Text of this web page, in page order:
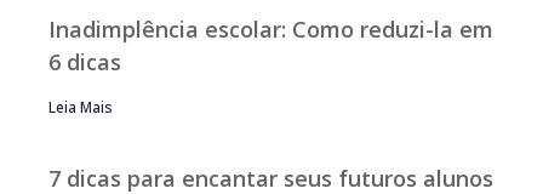
Inadimplência escolar: Como reduzi-la em
6 dicas
Leia Mais
7 dicas para encantar seus futuros alunos